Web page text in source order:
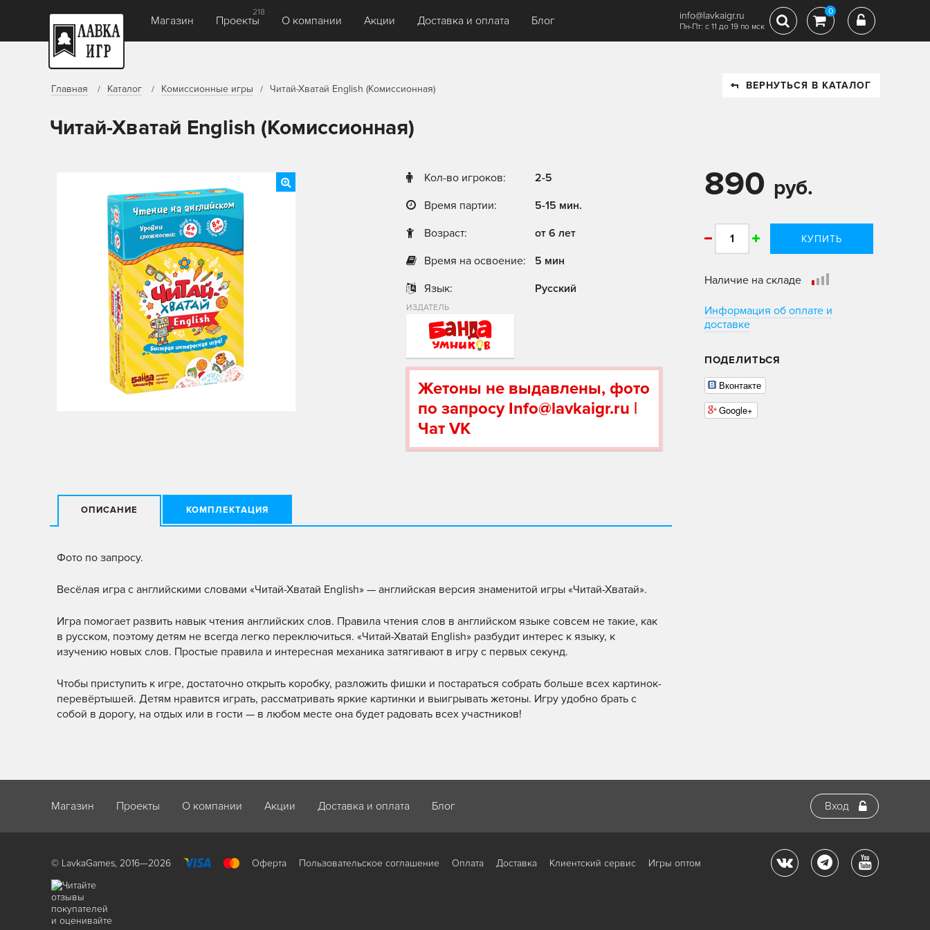
Магазин Проекты
218
О компании Акции Доставка и оплата Блог info@lavkaigr.ru
Пн-Пт: с 11 до 19 по мск
0
Главная Каталог Комиссионные игры Читай-Хватай English (Комиссионная) ВЕРНУТЬСЯ В КАТАЛОГ
Читай-Хватай English (Комиссионная)
Кол-во игроков:
2-5
Время партии:
5-15 мин.
Возраст:
от 6 лет
Время на освоение:
5 мин
Язык:
Русский
ИЗДАТЕЛЬ
Жетоны не выдавлены, фото
по запросу Info@lavkaigr.ru |
Чат VK
ОПИСАНИЕ КОМПЛЕКТАЦИЯ
Фото по запросу.
Весёлая игра с английскими словами «Читай-Хватай English» — английская версия знаменитой игры «Читай-Хватай».
Игра помогает развить навык чтения английских слов. Правила чтения слов в английском языке совсем не такие, как
в русском, поэтому детям не всегда легко переключиться. «Читай-Хватай English» разбудит интерес к языку, к
изучению новых слов. Простые правила и интересная механика затягивают в игру с первых секунд.
Чтобы приступить к игре, достаточно открыть коробку, разложить фишки и постараться собрать больше всех картинок-
перевёртышей. Детям нравится играть, рассматривать яркие картинки и выигрывать жетоны. Игру удобно брать с
собой в дорогу, на отдых или в гости — в любом месте она будет радовать всех участников!
890 руб.
КУПИТЬ
Наличие на складе
Информация об оплате и
доставке
ПОДЕЛИТЬСЯ
Вконтакте
Google+
Магазин Проекты О компании Акции Доставка и оплата Блог Вход
© LavkaGames, 2016—2026 Оферта Пользовательское соглашение Оплата Доставка Клиентский сервис Игры оптом